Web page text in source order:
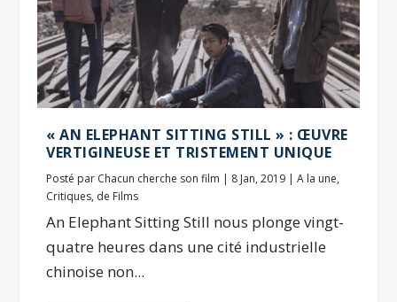
« AN ELEPHANT SITTING STILL » : ŒUVRE
VERTIGINEUSE ET TRISTEMENT UNIQUE
Posté par Chacun cherche son film | 8 Jan, 2019 |A la une,
Critiques, de Films
An Elephant Sitting Still nous plonge vingt-
quatre heures dans une cité industrielle
chinoise non...